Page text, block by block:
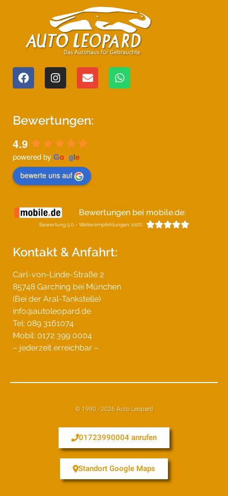
Bewertungen:
4.9
powered by Google
bewerte uns auf
Bewertungen bei mobile.de:
Bewertung 5.0 - Weiterempfehlungen 100% 
Kontakt & Anfahrt:
Carl-von-Linde-Straße 2
85748 Garching bei München
(Bei der Aral-Tankstelle)
info@autoleopard.de
Tel: 089 3161074
Mobil: 0172 399 0004
– jederzeit erreichbar –
© 1990 - 2026 Auto Leopard
01723990004 anrufen
Standort Google Maps